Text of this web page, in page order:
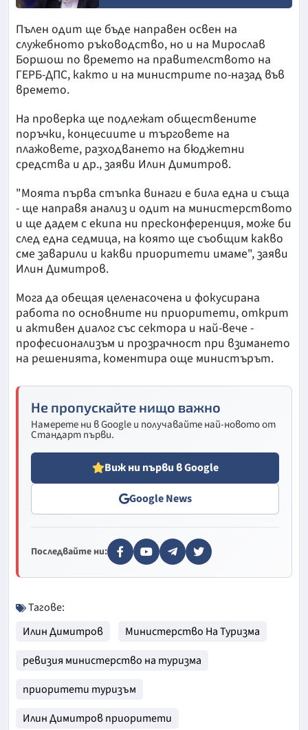
Пълен одит ще бъде направен освен на
служебното ръководство, но и на Мирослав
Боршош по времето на правителството на
ГЕРБ-ДПС, както и на министрите по-назад във
времето.
На проверка ще подлежат обществените
поръчки, концесиите и търговете на
плажовете, разходването на бюджетни
средства и др., заяви Илин Димитров.
"Моята първа стъпка винаги е била една и съща
- ще направя анализ и одит на министерството
и ще дадем с екипа ни пресконференция, може би
след една седмица, на която ще съобщим какво
сме заварили и какви приоритети имаме", заяви
Илин Димитров.
Мога да обещая целенасочена и фокусирана
работа по основните ни приоритети, открит
и активен диалог със сектора и най-вече -
професионализъм и прозрачност при взимането
на решенията, коментира още министърът.
Не пропускайте нищо важно
Намерете ни в Google и получавайте най-новото от
Стандарт първи.
Виж ни първи в Google
Google News
Последвайте ни:
Тагове:
Илин Димитров
Министерство На Туризма
ревизия министерство на туризма
приоритети туризъм
Илин Димитров приоритети